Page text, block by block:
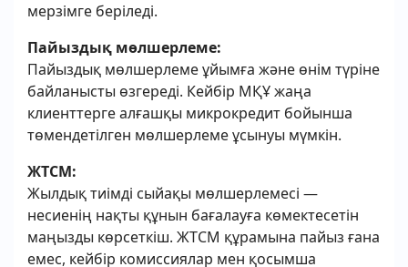
мерзімге беріледі.
Пайыздық мөлшерлеме:
Пайыздық мөлшерлеме ұйымға және өнім түріне
байланысты өзгереді. Кейбір МҚҰ жаңа
клиенттерге алғашқы микрокредит бойынша
төмендетілген мөлшерлеме ұсынуы мүмкін.
ЖТСМ:
Жылдық тиімді сыйақы мөлшерлемесі —
несиенің нақты құнын бағалауға көмектесетін
маңызды көрсеткіш. ЖТСМ құрамына пайыз ғана
емес, кейбір комиссиялар мен қосымша